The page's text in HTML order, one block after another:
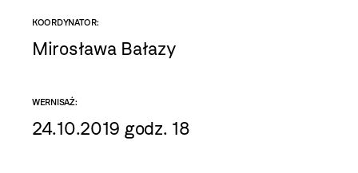
KOORDYNATOR:
Mirosława Bałazy
WERNISAŻ:
24.10.2019 godz. 18